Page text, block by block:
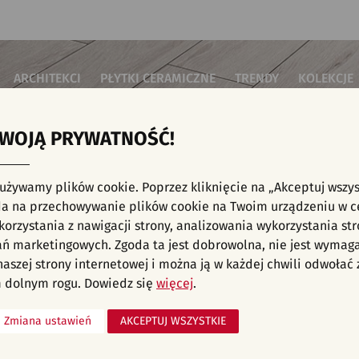
ARCHITEKCI PŁYTKI CERAMICZNE TRENDY KOLEKCJE
do sypialni
kuchenne
łazienkowe
na schody
na taras
komercyjne
Płytki ścienne
Płytki cegiełki
Płytki drewnopodobne
Płytki heksagonalne
Płytki jodełka
Płytki kamienne
Płytki kolorowe
Płytki
Płytki we
KAFELKI - NOWOŚCI, INWESTYCJE,
aranżacji spełniających wybrane filtry. Przejdź do pełnejoferty
PRYWATNOŚĆ!
plików cookie. Poprzez kliknięcie na „Akceptuj
na przechowywanie plików cookie na Twoim urządzeniu w
z nawigacji strony, analizowania wykorzystania
marketingowych. Zgoda ta jest dobrowolna, nie jest
strony internetowej i można ją w każdej chwili odwołać
dolnym rogu. Dowiedz się więcej.
Zmiana ustawień AKCEPTUJ WSZYSTKIE